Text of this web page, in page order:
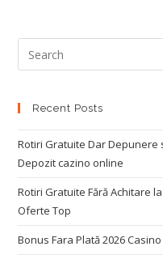
Recent Posts
Rotiri Gratuite Dar Depunere
Depozit cazino online
Rotiri Gratuite Fără Achitare
Oferte Top
Bonus Fara Plată 2026